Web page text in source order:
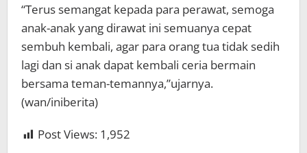
“Terus semangat kepada para perawat, semoga
anak-anak yang dirawat ini semuanya cepat
sembuh kembali, agar para orang tua tidak sedih
lagi dan si anak dapat kembali ceria bermain
bersama teman-temannya,”ujarnya.
(wan/iniberita)
Post Views: 1,952